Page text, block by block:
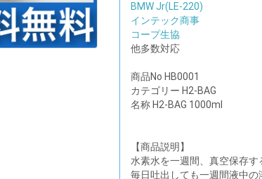
BMW Jr(LE-220)
インテック商事
コープ生協
他多数対応
商品No HB0001
カテゴリー H2-BAG
名称 H2-BAG 1000ml
【商品説明】
水素水を一週間、真空保存す
毎日吐出しても一週間液中